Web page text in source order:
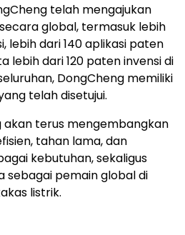
telah mengajukan
global, termasuk lebih
lebih dari 140 aplikasi paten
lebih dari 120 paten invensi di
DongCheng memiliki
telah disetujui.
akan terus mengembangkan
tahan lama, dan
kebutuhan, sekaligus
sebagai pemain global di
listrik.